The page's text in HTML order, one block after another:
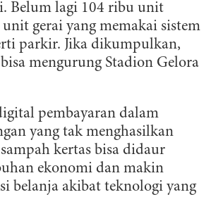
Belum lagi 104 ribu unit
gerai yang memakai sistem
parkir. Jika dikumpulkan,
mengurung Stadion Gelora
pembayaran dalam
yang tak menghasilkan
kertas bisa didaur
ekonomi dan makin
belanja akibat teknologi yang